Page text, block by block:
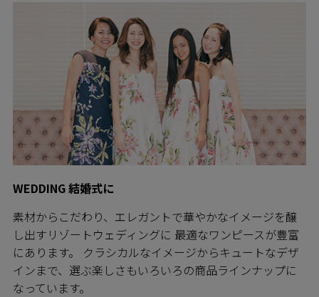
WEDDING 結婚式に
素材からこだわり、エレガントで華やかなイメージを醸
し出すリゾートウェディングに 最適なワンピースが豊富
にあります。 クラシカルなイメージからキュートなデザ
インまで、選ぶ楽しさもいろいろの商品ラインナップに
なっています。